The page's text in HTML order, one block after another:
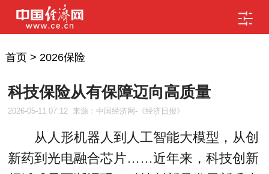
首页> 2026保险
科技保险从有保障迈向高质量
2026-05-11 07:12 来源：中国经济网-《经济日报》
从人形机器人到人工智能大模型，从创
新药到光电融合芯片……近年来，科技创新